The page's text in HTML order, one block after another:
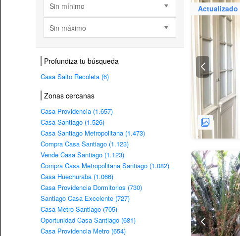
Sin mínimo
Sin máximo
Profundiza tu búsqueda
Casa Salto Recoleta (6)
Zonas cercanas
Casa Providencia (1.657)
Casa Santiago (1.526)
Casa Santiago Metropolitana (1.473)
Compra Casa Santiago (1.123)
Vende Casa Santiago (1.123)
Compra Casa Metropolitana Santiago (1.082)
Casa Huechuraba (1.066)
Casa Providencia Dormitorios (730)
Santiago Casa Excelente (727)
Casa Metro Santiago (705)
Oportunidad Casa Santiago (681)
Casa Providencia Metro (654)
Actualizado